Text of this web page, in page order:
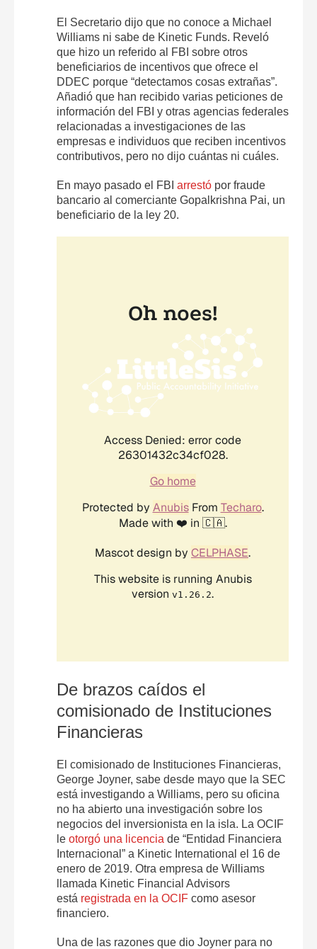
El Secretario dijo que no conoce a Michael
Williams ni sabe de Kinetic Funds. Reveló
que hizo un referido al FBI sobre otros
beneficiarios de incentivos que ofrece el
DDEC porque “detectamos cosas extrañas”.
Añadió que han recibido varias peticiones de
información del FBI y otras agencias federales
relacionadas a investigaciones de las
empresas e individuos que reciben incentivos
contributivos, pero no dijo cuántas ni cuáles.
En mayo pasado el FBI arrestó por fraude
bancario al comerciante Gopalkrishna Pai, un
beneficiario de la ley 20.
De brazos caídos el
comisionado de Instituciones
Financieras
El comisionado de Instituciones Financieras,
George Joyner, sabe desde mayo que la SEC
está investigando a Williams, pero su oficina
no ha abierto una investigación sobre los
negocios del inversionista en la isla. La OCIF
le otorgó una licencia de “Entidad Financiera
Internacional” a Kinetic International el 16 de
enero de 2019. Otra empresa de Williams
llamada Kinetic Financial Advisors
está registrada en la OCIF como asesor
financiero.
Una de las razones que dio Joyner para no